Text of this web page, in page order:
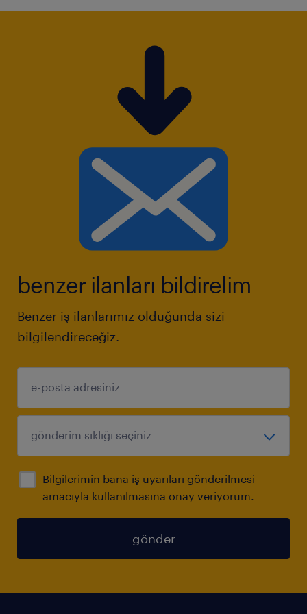
benzer ilanları bildirelim
Benzer iş ilanlarımız olduğunda sizi
bilgilendireceğiz.
Bilgilerimin bana iş uyarıları gönderilmesi
amacıyla kullanılmasına onay veriyorum.
gönder